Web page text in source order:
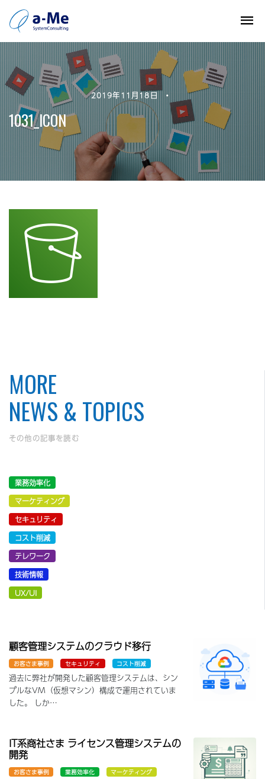
2019年11月18日 •
1031_ICON
MORE
NEWS & TOPICS
その他の記事を読む
業務効率化
マーケティング
セキュリティ
コスト削減
テレワーク
技術情報
UX/UI
顧客管理システムのクラウド移行
お客さま事例 セキュリティ コスト削減
過去に弊社が開発した顧客管理システムは、シン
プルなVM（仮想マシン）構成で運用されていま
した。 しか…
IT系商社さま ライセンス管理システムの
開発
お客さま事例 業務効率化 マーケティング